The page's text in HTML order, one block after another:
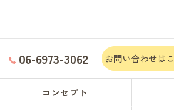
06-6973-3062 お問い合わせは
コンセプト